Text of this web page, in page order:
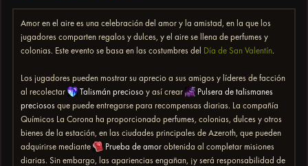
Amor en el aire es una celebración del amor y la amistad, en la que los
jugadores comparten regalos y dulces, y el aire se llena de perfumes y
colonias. Este evento se basa en las costumbres del Día de San Valentín.
Los jugadores pueden mostrar su aprecio a sus amigos y líderes de facción
al recolectar
Talismán precioso y así crear
Pulsera de talismanes
preciosos que puede entregarse para recompensas diarias. La compañía
Químicos La Corona ha proporcionado perfumes, colonias, dulces y otros
bienes de la estación, en las ciudades principales de Azeroth, que pueden
adquirirse mediante
Prueba de amor obtenida al completar misiones
diarias. Sin embargo, las apariencias engañan, ¡y será responsabilidad de